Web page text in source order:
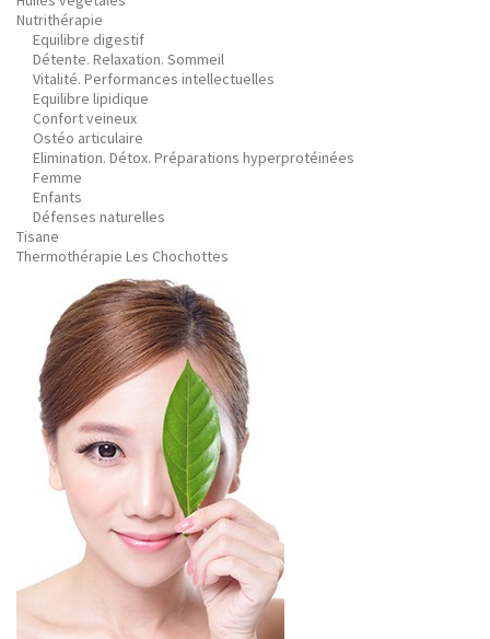
Nutrithérapie
Equilibre digestif
Détente. Relaxation. Sommeil
Vitalité. Performances intellectuelles
Equilibre lipidique
Confort veineux
Ostéo articulaire
Elimination. Détox. Préparations hyperprotéinées
Femme
Enfants
Défenses naturelles
Tisane
Thermothérapie Les Chochottes